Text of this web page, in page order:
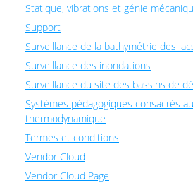
Statique, vibrations et génie
Support
Surveillance de la bathymétrie des
Surveillance des inondations
Surveillance du site des bassins de
Systèmes pédagogiques consacrés
thermodynamique
Termes et conditions
Vendor Cloud
Vendor Cloud Page